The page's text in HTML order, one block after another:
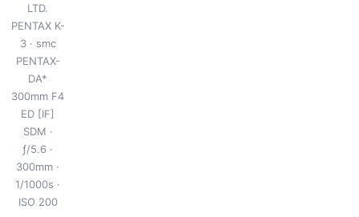
LTD.
PENTAX K-
3
smc
PENTAX-
DA*
300mm F4
ED [IF]
SDM
ƒ/5.6
300mm
1/1000s
ISO 200